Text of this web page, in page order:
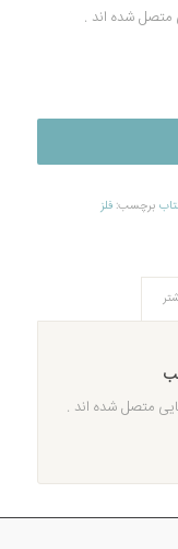
متصل شده اند .
برچسب: فلز
متصل شده اند .